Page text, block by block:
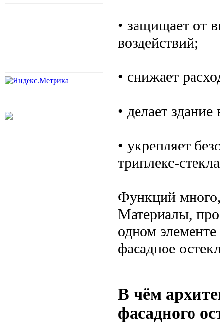
• защищает от
воздействий;
• снижает
• делает
• укрепляет
триплекс-
Функций
Материалы,
одном
фасадное
В чём
фасадного